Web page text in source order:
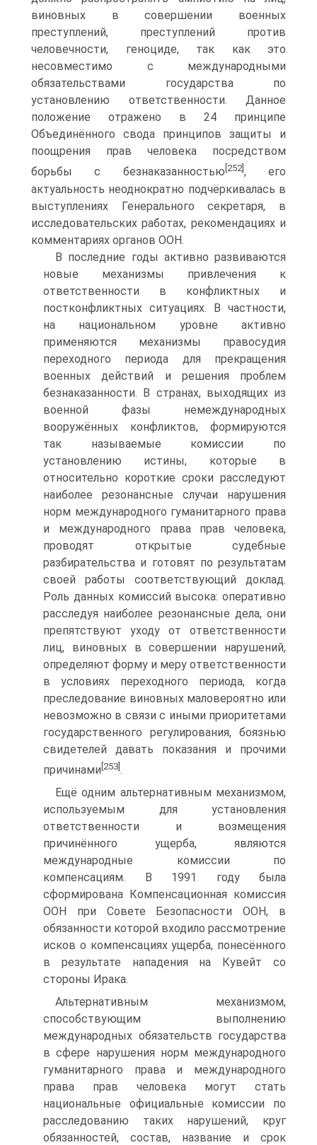
виновных в совершении военных
преступлений, преступлений против
человечности, геноциде, так как это
несовместимо с международными
обязательствами государства по
установлению ответственности. Данное
положение отражено в 24 принципе
Объединённого свода принципов защиты и
поощрения прав человека посредством
борьбы с безнаказанностью [252], его
актуальность неоднократно подчёркивалась в
выступлениях Генерального секретаря, в
исследовательских работах, рекомендациях и
комментариях органов ООН.
В последние годы активно развиваются
новые механизмы привлечения к
ответственности в конфликтных и
постконфликтных ситуациях. В частности,
на национальном уровне активно
применяются механизмы правосудия
переходного периода для прекращения
военных действий и решения проблем
безнаказанности. В странах, выходящих из
военной фазы немеждународных
вооружённых конфликтов, формируются
так называемые комиссии по
установлению истины, которые в
относительно короткие сроки расследуют
наиболее резонансные случаи нарушения
норм международного гуманитарного права
и международного права прав человека,
проводят открытые судебные
разбирательства и готовят по результатам
своей работы соответствующий доклад.
Роль данных комиссий высока: оперативно
расследуя наиболее резонансные дела, они
препятствуют уходу от ответственности
лиц, виновных в совершении нарушений,
определяют форму и меру ответственности
в условиях переходного периода, когда
преследование виновных маловероятно или
невозможно в связи с иными приоритетами
государственного регулирования, боязнью
свидетелей давать показания и прочими
причинами [253].
Ещё одним альтернативным механизмом,
используемым для установления
ответственности и возмещения
причинённого ущерба, являются
международные комиссии по
компенсациям. В 1991 году была
сформирована Компенсационная комиссия
ООН при Совете Безопасности ООН, в
обязанности которой входило рассмотрение
исков о компенсациях ущерба, понесённого
в результате нападения на Кувейт со
стороны Ирака.
Альтернативным механизмом,
способствующим выполнению
международных обязательств государства
в сфере нарушения норм международного
гуманитарного права и международного
права прав человека могут стать
национальные официальные комиссии по
расследованию таких нарушений, круг
обязанностей, состав, название и срок